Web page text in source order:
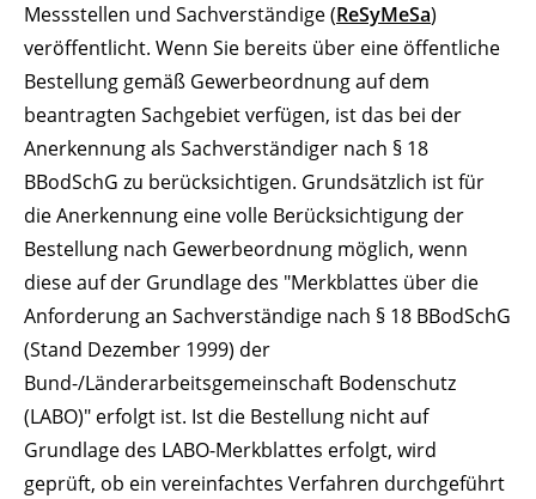
Messstellen und Sachverständige (ReSyMeSa)
veröffentlicht. Wenn Sie bereits über eine öffentliche
Bestellung gemäß Gewerbeordnung auf dem
beantragten Sachgebiet verfügen, ist das bei der
Anerkennung als Sachverständiger nach § 18
BBodSchG zu berücksichtigen. Grundsätzlich ist für
die Anerkennung eine volle Berücksichtigung der
Bestellung nach Gewerbeordnung möglich, wenn
diese auf der Grundlage des "Merkblattes über die
Anforderung an Sachverständige nach § 18 BBodSchG
(Stand Dezember 1999) der
Bund-/Länderarbeitsgemeinschaft Bodenschutz
(LABO)" erfolgt ist. Ist die Bestellung nicht auf
Grundlage des LABO-Merkblattes erfolgt, wird
geprüft, ob ein vereinfachtes Verfahren durchgeführt